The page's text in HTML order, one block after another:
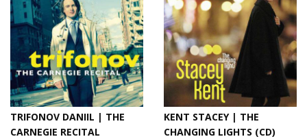
TRIFONOV DANIIL | THE
CARNEGIE RECITAL
KENT STACEY | THE
CHANGING LIGHTS (CD)